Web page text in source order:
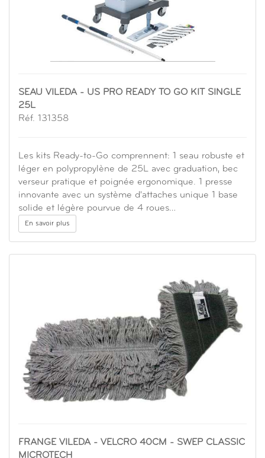
SEAU VILEDA - US PRO READY TO GO KIT SINGLE
25L
Réf. 131358
Les kits Ready-to-Go comprennent: 1 seau robuste et
léger en polypropylène de 25L avec graduation, bec
verseur pratique et poignée ergonomique. 1 presse
innovante avec un système d'attaches unique 1 base
solide et légère pourvue de 4 roues…
En savoir plus
FRANGE VILEDA - VELCRO 40CM - SWEP CLASSIC
MICROTECH